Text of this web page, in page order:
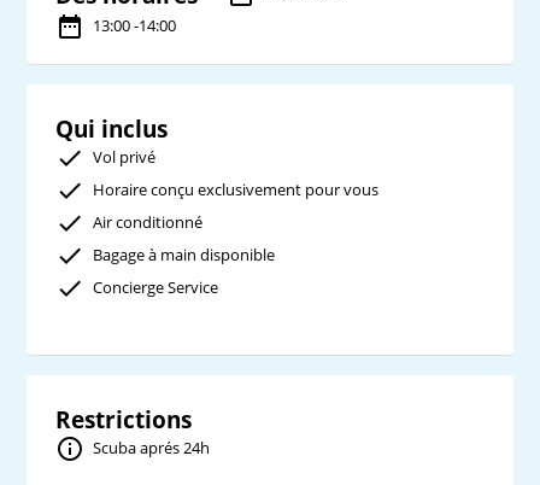
13:00 -14:00
Qui inclus
Vol privé
Horaire conçu exclusivement pour vous
Air conditionné
Bagage à main disponible
Concierge Service
Restrictions
Scuba aprés 24h